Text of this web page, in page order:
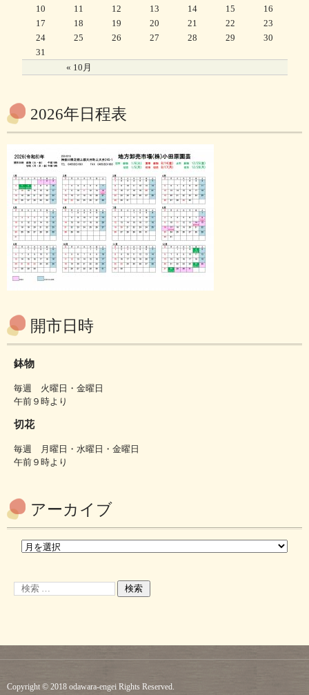
« 10月
10
11 12 13 14 15
16
17
18 19 20 21 22
23
24
25 26 27 28 29
30
31
2026年日程表
開市日時
鉢物
毎週 火曜日・金曜日
午前９時より
切花
毎週 月曜日・水曜日・金曜日
午前９時より
アーカイブ
Copyright © 2018 odawara-engei Rights Reserved.